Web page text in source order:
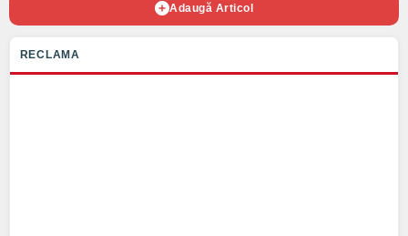
Adaugă Articol
RECLAMA